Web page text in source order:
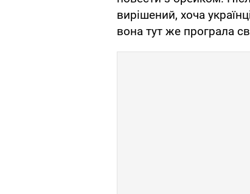
вирішений, хоча
вона тут же програла